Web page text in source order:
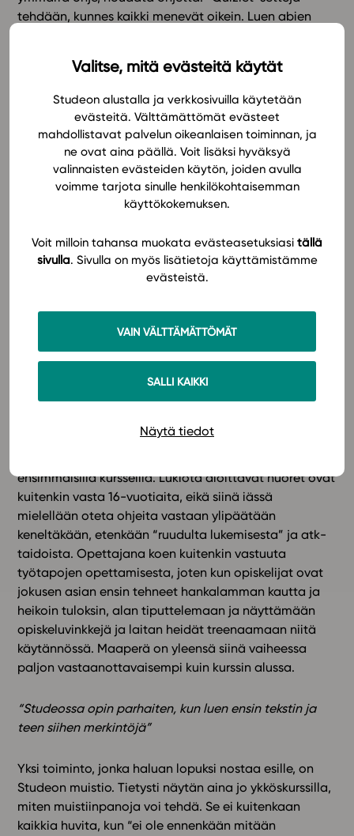
Valitse, mitä evästeitä käytät
Studeon alustalla ja verkkosivuilla käytetään
evästeitä. Välttämättömät evästeet
mahdollistavat palvelun oikeanlaisen toiminnan, ja
ne ovat aina päällä. Voit lisäksi hyväksyä
valinnaisten evästeiden käytön, joiden avulla
voimme tarjota sinulle henkilökohtaisemman
käyttökokemuksen.
Voit milloin tahansa muokata evästeasetuksiasi tällä
sivulla. Sivulla on myös lisätietoja käyttämistämme
evästeistä.
VAIN VÄLTTÄMÄTTÖMÄT
SALLI KAIKKI
Näytä tiedot
tehdään, kunnes kaikki menevät oikein. Luen abien
Mietin, onko jatkuva jankuttamiseni kenties kantanut
hedelmää. Toisaalta yhtä todennäköistä on se, että
abit ovat itse oivaltaneet, että sähköisen materiaalin
kanssa pitää ja voiopiskella eri tavalla. Asioita ei opi
vain ruutua tuijottamalla tai skrollaamalla, vaan
jotain pitää sanastolle ja rakenteille tehdä ihan itse.
Kaikki tekstit näyttävät näet lähes samanlaisilta, joten
muistijälki. Nopeus ei olekaan valtti vaan huolellisuus
ja keskittyminen. Tämä on se oivallus, joka monelle
näyttää salakavalasti tulevan kakkosvuoden aikana ja
ensin pieleen, jotta he voivat oppia kantapään kautta.
Jo sähköisen oppimateriaalin lukeminen on monelle
aivan uusi asia ja vaatii ponnistelua, koska tekstiin on
lukemisesta vaan oikeasti pitkistä teksteistä. Itse en
ensimmäisillä kursseilla. Lukiota aloittavat nuoret ovat
kuitenkin vasta 16-vuotiaita, eikä siinä iässä
mielellään oteta ohjeita vastaan ylipäätään
keneltäkään, etenkään “ruudulta lukemisesta” ja atk-
taidoista. Opettajana koen kuitenkin vastuuta
työtapojen opettamisesta, joten kun opiskelijat ovat
jokusen asian ensin tehneet hankalamman kautta ja
heikoin tuloksin, alan tiputtelemaan ja näyttämään
opiskeluvinkkejä ja laitan heidät treenaamaan niitä
käytännössä. Maaperä on yleensä siinä vaiheessa
paljon vastaanottavaisempi kuin kurssin alussa.
“Studeossa opin parhaiten, kun luen ensin tekstin ja
teen siihen merkintöjä”
Yksi toiminto, jonka haluan lopuksi nostaa esille, on
Studeon muistio. Tietysti näytän aina jo ykköskurssilla,
miten muistiinpanoja voi tehdä. Se ei kuitenkaan
kaikkia huvita, kun “ei ole ennenkään mitään